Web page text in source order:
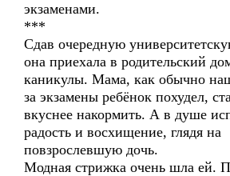
экзаменами.
***
Сдав очередную
она приехала в родительский
каникулы. Мама, как обычно
за экзамены ребёнок похудел,
вкуснее накормить. А в душе
радость и восхищение, глядя на
повзрослевшую дочь.
Модная стрижка очень шла ей.